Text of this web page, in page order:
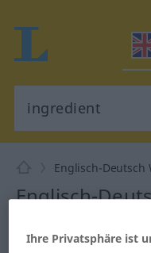
Englisch-Deutsch
Englisch-
Ihre Privatsphäre ist